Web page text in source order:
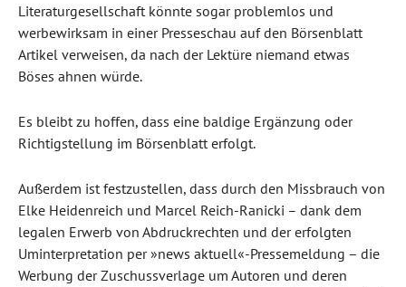
Literaturgesellschaft könnte sogar problemlos und
werbewirksam in einer Presseschau auf den Börsenblatt
Artikel verweisen, da nach der Lektüre niemand etwas
Böses ahnen würde.
Es bleibt zu hoffen, dass eine baldige Ergänzung oder
Richtigstellung im Börsenblatt erfolgt.
Außerdem ist festzustellen, dass durch den Missbrauch von
Elke Heidenreich und Marcel Reich-Ranicki – dank dem
legalen Erwerb von Abdruckrechten und der erfolgten
Uminterpretation per »news aktuell«-Pressemeldung – die
Werbung der Zuschussverlage um Autoren und deren